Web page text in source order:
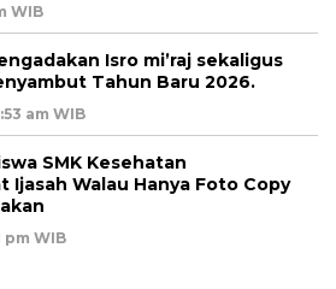
WIB
Isro mi’raj sekaligus
Tahun Baru 2026.
am WIB
SMK Kesehatan
Ijasah Walau Hanya Foto Copy
pm WIB